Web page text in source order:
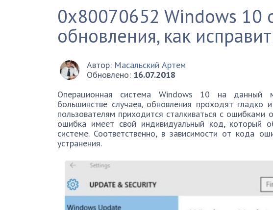
0x80070652 Windows 10
обновления, как
Автор: Масальский Артем
Обновлено: 16.07.2018
Операционная система Windows 10 на данный
большинстве случаев, обновления проходят
пользователям приходится сталкиваться с
ошибка имеет свой индивидуальный код, который
системе. Соответственно, в зависимости от кода
устранения.